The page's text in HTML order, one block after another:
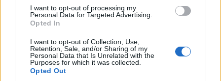
I want to opt-out of processing my
Personal Data for Targeted Advertising.
Opted In
I want to opt-out of Collection, Use,
Retention, Sale, and/or Sharing of my
Personal Data that Is Unrelated with the
Purposes for which it was collected.
Opted Out
Megismerem
Javasolj egy kutyabarát helyet!